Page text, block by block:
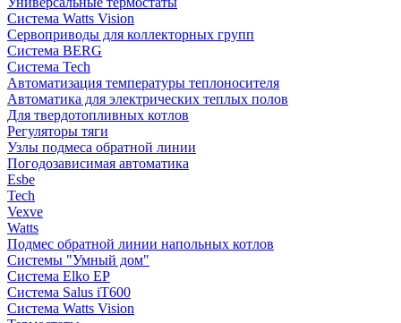
Система Watts Vision
Сервоприводы для коллекторных групп
Система BERG
Система Tech
Автоматизация температуры теплоносителя
Автоматика для электрических теплых полов
Для твердотопливных котлов
Регуляторы тяги
Узлы подмеса обратной линии
Погодозависимая автоматика
Esbe
Tech
Vexve
Watts
Подмес обратной линии напольных котлов
Системы "Умный дом"
Система Elko EP
Система Salus iT600
Система Watts Vision